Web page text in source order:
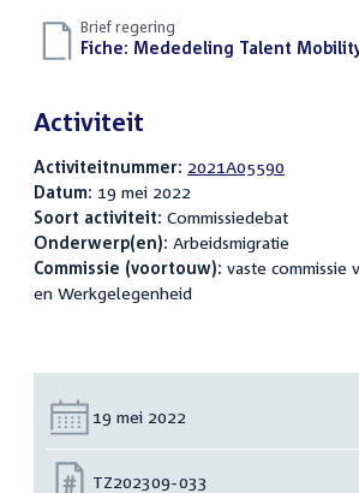
Brief regering
Download
Fiche: Mededeling Talent
Activiteit
Activiteitnummer: 2021A05590
Datum: 19 mei 2022
Soort activiteit: Commissiedebat
Onderwerp(en): Arbeidsmigratie
Commissie (voortouw): vaste commissie
en Werkgelegenheid
Datum:
19 mei 2022
Nummer:
TZ202309-033